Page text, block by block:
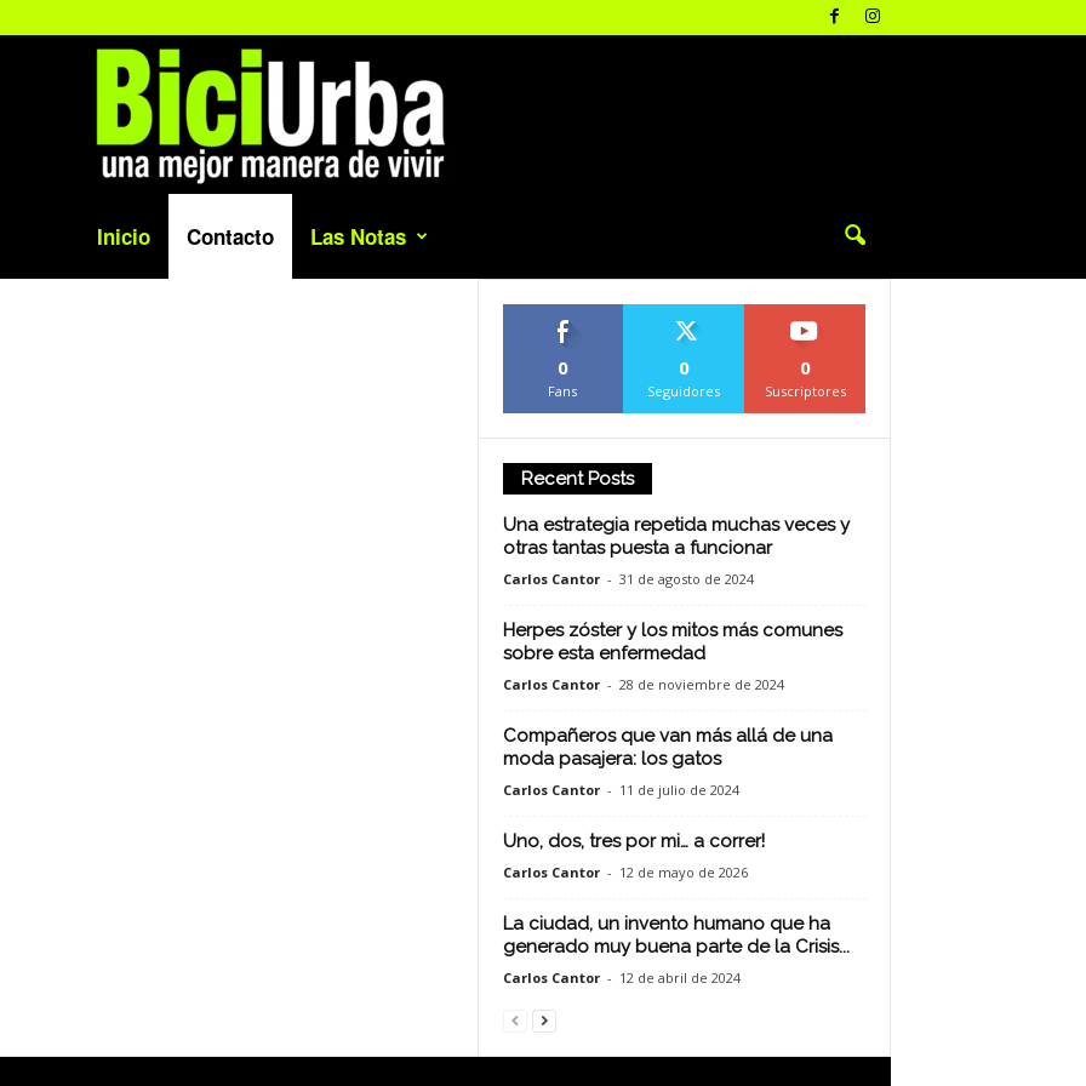
Inicio Contacto Las Notas
0
Fans
0
Seguidores
0
Suscriptores
Recent Posts
Una estrategia repetida muchas veces y
otras tantas puesta a funcionar
Carlos Cantor - 31 de agosto de 2024
Herpes zóster y los mitos más comunes
sobre esta enfermedad
Carlos Cantor - 28 de noviembre de 2024
Compañeros que van más allá de una
moda pasajera: los gatos
Carlos Cantor - 11 de julio de 2024
Uno, dos, tres por mi… a correr!
Carlos Cantor - 12 de mayo de 2026
La ciudad, un invento humano que ha
generado muy buena parte de la Crisis...
Carlos Cantor - 12 de abril de 2024